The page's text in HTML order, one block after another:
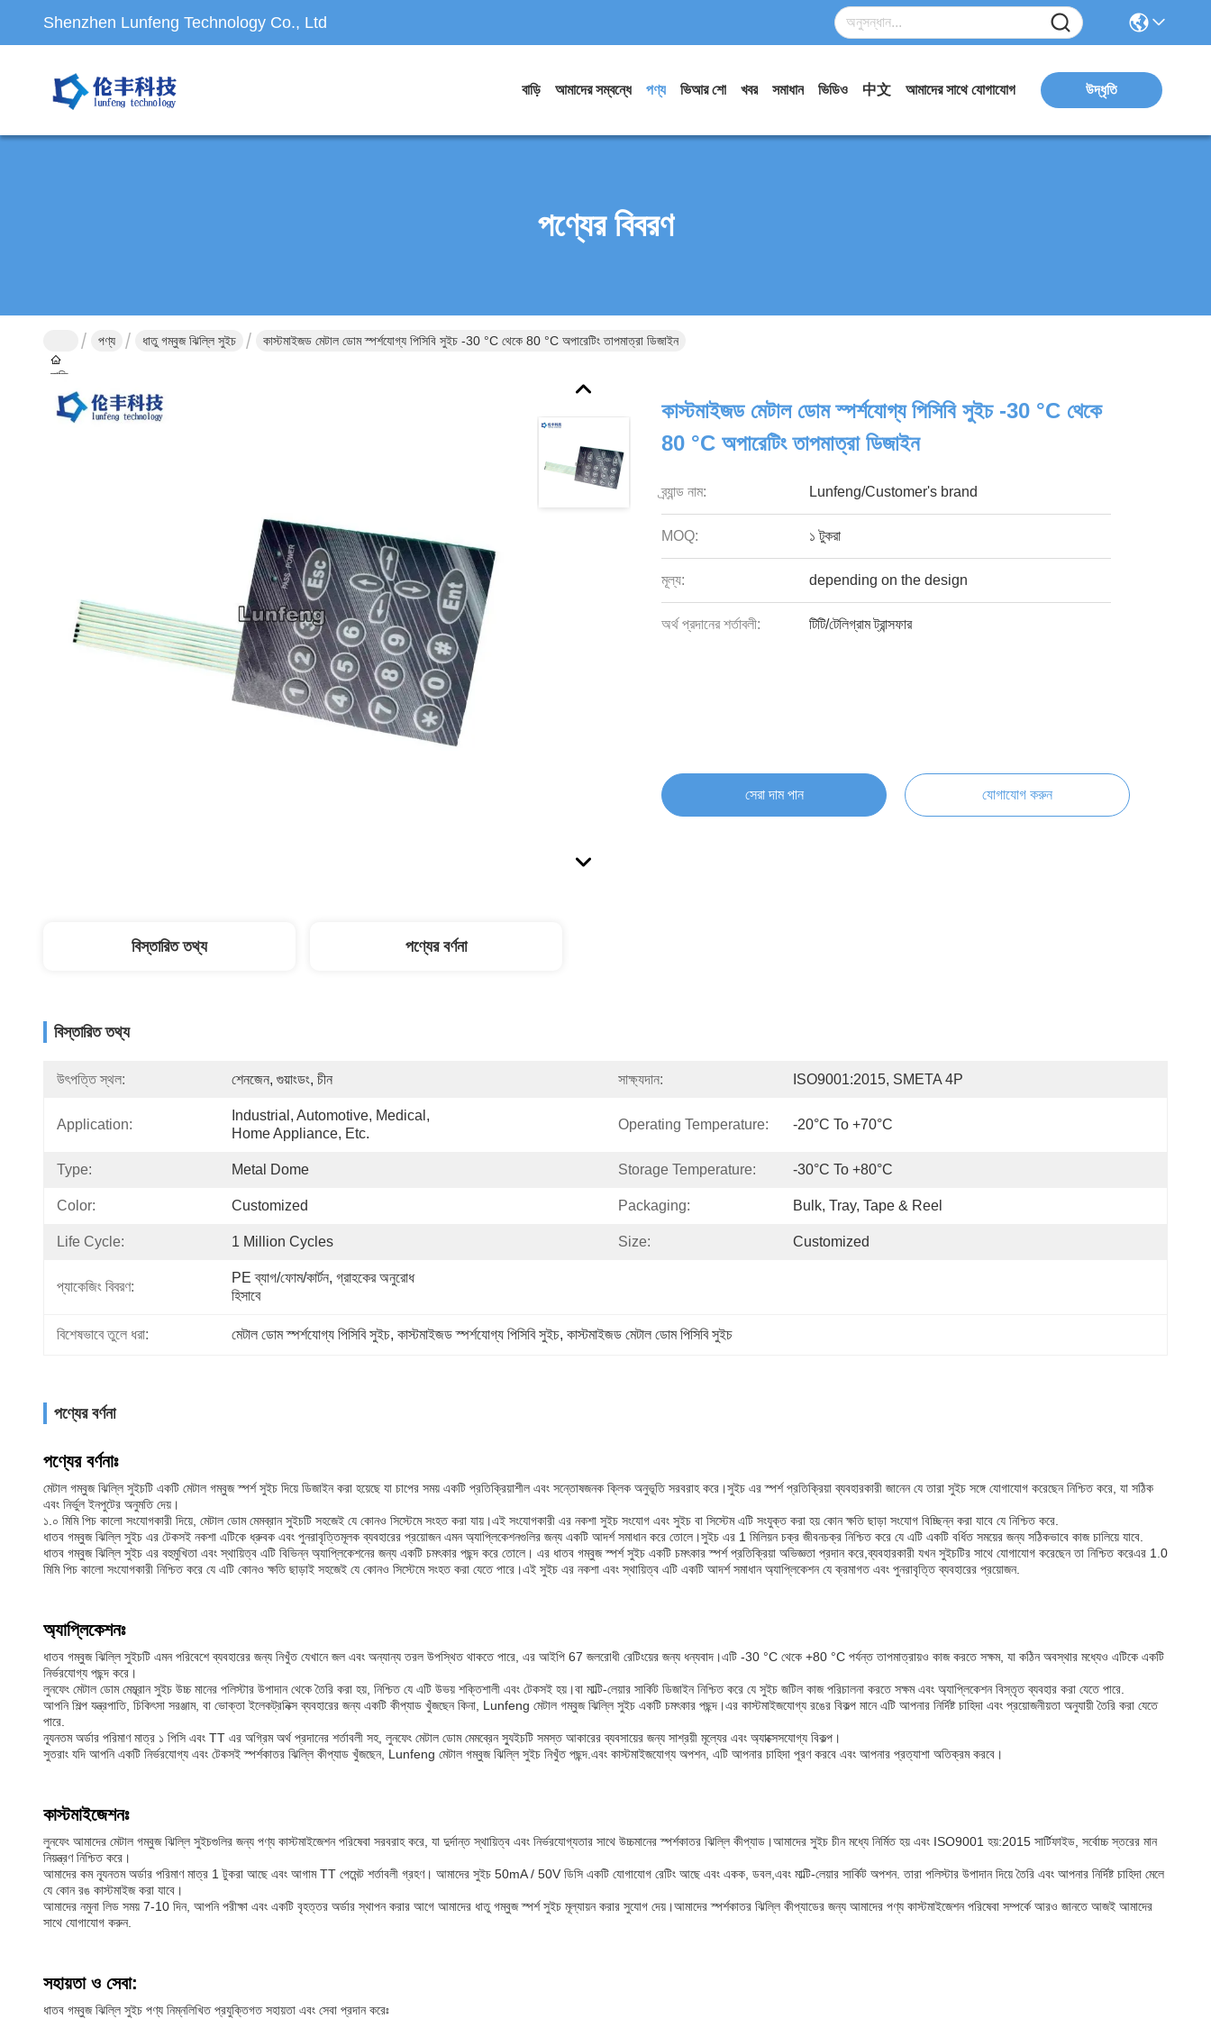
Shenzhen Lunfeng Technology Co., Ltd
বাড়ি আমাদের সম্বন্ধে পণ্য ভিআর শো খবর সমাধান ভিডিও 中文 আমাদের সাথে যোগাযোগ উদ্ধৃতি
পণ্যের বিবরণ
বাড়ি
পণ্য ধাতু গম্বুজ ঝিল্লি সুইচ কাস্টমাইজড মেটাল ডোম স্পর্শযোগ্য পিসিবি সুইচ -30 °C থেকে 80 °C অপারেটিং তাপমাত্রা ডিজাইন
কাস্টমাইজড মেটাল ডোম স্পর্শযোগ্য পিসিবি সুইচ -30 °C থেকে
80 °C অপারেটিং তাপমাত্রা ডিজাইন
ব্র্যান্ড নাম: Lunfeng/Customer's brand
MOQ: ১ টুকরা
মূল্য: depending on the design
অর্থ প্রদানের শর্তাবলী: টিটি/টেলিগ্রাম ট্রান্সফার
সেরা দাম পান যোগাযোগ করুন
বিস্তারিত তথ্য পণ্যের বর্ণনা
বিস্তারিত তথ্য
উৎপত্তি স্থল: শেনজেন, গুয়াংডং, চীন সাক্ষ্যদান: ISO9001:2015, SMETA 4P
Application:
Industrial, Automotive, Medical,
Home Appliance, Etc.
Operating Temperature: -20°C To +70°C
Type: Metal Dome Storage Temperature: -30°C To +80°C
Color: Customized Packaging: Bulk, Tray, Tape & Reel
Life Cycle: 1 Million Cycles Size: Customized
প্যাকেজিং বিবরণ:
PE ব্যাগ/ফোম/কার্টন, গ্রাহকের অনুরোধ
হিসাবে
বিশেষভাবে তুলে ধরা: মেটাল ডোম স্পর্শযোগ্য পিসিবি সুইচ, কাস্টমাইজড স্পর্শযোগ্য পিসিবি সুইচ, কাস্টমাইজড মেটাল ডোম পিসিবি সুইচ
পণ্যের বর্ণনা
পণ্যের বর্ণনাঃ
মেটাল গম্বুজ ঝিল্লি সুইচটি একটি মেটাল গম্বুজ স্পর্শ সুইচ দিয়ে ডিজাইন করা হয়েছে যা চাপের সময় একটি প্রতিক্রিয়াশীল এবং সন্তোষজনক ক্লিক অনুভূতি সরবরাহ করে।সুইচ এর স্পর্শ প্রতিক্রিয়া ব্যবহারকারী জানেন যে তারা সুইচ সঙ্গে যোগাযোগ করেছেন নিশ্চিত করে, যা সঠিক
এবং নির্ভুল ইনপুটের অনুমতি দেয়।
১.০ মিমি পিচ কালো সংযোগকারী দিয়ে, মেটাল ডোম মেমব্রান সুইচটি সহজেই যে কোনও সিস্টেমে সংহত করা যায়।এই সংযোগকারী এর নকশা সুইচ সংযোগ এবং সুইচ বা সিস্টেম এটি সংযুক্ত করা হয় কোন ক্ষতি ছাড়া সংযোগ বিচ্ছিন্ন করা যাবে যে নিশ্চিত করে.
ধাতব গম্বুজ ঝিল্লি সুইচ এর টেকসই নকশা এটিকে ধ্রুবক এবং পুনরাবৃত্তিমূলক ব্যবহারের প্রয়োজন এমন অ্যাপ্লিকেশনগুলির জন্য একটি আদর্শ সমাধান করে তোলে।সুইচ এর 1 মিলিয়ন চক্র জীবনচক্র নিশ্চিত করে যে এটি একটি বর্ধিত সময়ের জন্য সঠিকভাবে কাজ চালিয়ে যাবে.
ধাতব গম্বুজ ঝিল্লি সুইচ এর বহুমুখিতা এবং স্থায়িত্ব এটি বিভিন্ন অ্যাপ্লিকেশনের জন্য একটি চমৎকার পছন্দ করে তোলে। এর ধাতব গম্বুজ স্পর্শ সুইচ একটি চমৎকার স্পর্শ প্রতিক্রিয়া অভিজ্ঞতা প্রদান করে,ব্যবহারকারী যখন সুইচটির সাথে যোগাযোগ করেছেন তা নিশ্চিত করেএর 1.0
মিমি পিচ কালো সংযোগকারী নিশ্চিত করে যে এটি কোনও ক্ষতি ছাড়াই সহজেই যে কোনও সিস্টেমে সংহত করা যেতে পারে।এই সুইচ এর নকশা এবং স্থায়িত্ব এটি একটি আদর্শ সমাধান অ্যাপ্লিকেশন যে ক্রমাগত এবং পুনরাবৃত্তি ব্যবহারের প্রয়োজন.
অ্যাপ্লিকেশনঃ
ধাতব গম্বুজ ঝিল্লি সুইচটি এমন পরিবেশে ব্যবহারের জন্য নিখুঁত যেখানে জল এবং অন্যান্য তরল উপস্থিত থাকতে পারে, এর আইপি 67 জলরোধী রেটিংয়ের জন্য ধন্যবাদ।এটি -30 °C থেকে +80 °C পর্যন্ত তাপমাত্রায়ও কাজ করতে সক্ষম, যা কঠিন অবস্থার মধ্যেও এটিকে একটি
নির্ভরযোগ্য পছন্দ করে।
লুনফেং মেটাল ডোম মেম্ব্রান সুইচ উচ্চ মানের পলিস্টার উপাদান থেকে তৈরি করা হয়, নিশ্চিত যে এটি উভয় শক্তিশালী এবং টেকসই হয়।বা মাল্টি-লেয়ার সার্কিট ডিজাইন নিশ্চিত করে যে সুইচ জটিল কাজ পরিচালনা করতে সক্ষম এবং অ্যাপ্লিকেশন বিস্তৃত ব্যবহার করা যেতে পারে.
আপনি শিল্প যন্ত্রপাতি, চিকিৎসা সরঞ্জাম, বা ভোক্তা ইলেকট্রনিক্স ব্যবহারের জন্য একটি কীপ্যাড খুঁজছেন কিনা, Lunfeng মেটাল গম্বুজ ঝিল্লি সুইচ একটি চমৎকার পছন্দ।এর কাস্টমাইজযোগ্য রঙের বিকল্প মানে এটি আপনার নির্দিষ্ট চাহিদা এবং প্রয়োজনীয়তা অনুযায়ী তৈরি করা যেতে
পারে.
ন্যূনতম অর্ডার পরিমাণ মাত্র ১ পিসি এবং TT এর অগ্রিম অর্থ প্রদানের শর্তাবলী সহ, লুনফেং মেটাল ডোম মেমব্রেন স্যুইচটি সমস্ত আকারের ব্যবসায়ের জন্য সাশ্রয়ী মূল্যের এবং অ্যাক্সেসযোগ্য বিকল্প।
সুতরাং যদি আপনি একটি নির্ভরযোগ্য এবং টেকসই স্পর্শকাতর ঝিল্লি কীপ্যাড খুঁজছেন, Lunfeng মেটাল গম্বুজ ঝিল্লি সুইচ নিখুঁত পছন্দ.এবং কাস্টমাইজযোগ্য অপশন, এটি আপনার চাহিদা পূরণ করবে এবং আপনার প্রত্যাশা অতিক্রম করবে।
কাস্টমাইজেশনঃ
লুনফেং আমাদের মেটাল গম্বুজ ঝিল্লি সুইচগুলির জন্য পণ্য কাস্টমাইজেশন পরিষেবা সরবরাহ করে, যা দুর্দান্ত স্থায়িত্ব এবং নির্ভরযোগ্যতার সাথে উচ্চমানের স্পর্শকাতর ঝিল্লি কীপ্যাড।আমাদের সুইচ চীন মধ্যে নির্মিত হয় এবং ISO9001 হয়:2015 সার্টিফাইড, সর্বোচ্চ স্তরের মান
নিয়ন্ত্রণ নিশ্চিত করে।
আমাদের কম ন্যূনতম অর্ডার পরিমাণ মাত্র 1 টুকরা আছে এবং আগাম TT পেমেন্ট শর্তাবলী গ্রহণ। আমাদের সুইচ 50mA / 50V ডিসি একটি যোগাযোগ রেটিং আছে এবং একক, ডবল,এবং মাল্টি-লেয়ার সার্কিট অপশন. তারা পলিস্টার উপাদান দিয়ে তৈরি এবং আপনার নির্দিষ্ট চাহিদা মেলে
যে কোন রঙ কাস্টমাইজ করা যাবে।
আমাদের নমুনা লিড সময় 7-10 দিন, আপনি পরীক্ষা এবং একটি বৃহত্তর অর্ডার স্থাপন করার আগে আমাদের ধাতু গম্বুজ স্পর্শ সুইচ মূল্যায়ন করার সুযোগ দেয়।আমাদের স্পর্শকাতর ঝিল্লি কীপ্যাডের জন্য আমাদের পণ্য কাস্টমাইজেশন পরিষেবা সম্পর্কে আরও জানতে আজই আমাদের
সাথে যোগাযোগ করুন.
সহায়তা ও সেবা:
ধাতব গম্বুজ ঝিল্লি সুইচ পণ্য নিম্নলিখিত প্রযুক্তিগত সহায়তা এবং সেবা প্রদান করেঃ